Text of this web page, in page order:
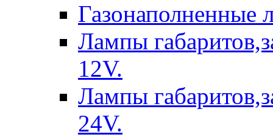
Газонаполненные
Лампы
12V.
Лампы
24V.